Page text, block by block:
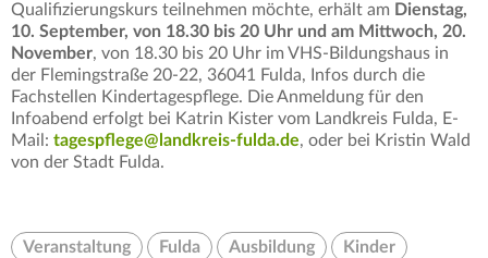
Qualifizierungskurs teilnehmen möchte, erhält am Dienstag,
10. September, von 18.30 bis 20 Uhr und am Mittwoch, 20.
November, von 18.30 bis 20 Uhr im VHS-Bildungshaus in
der Flemingstraße 20-22, 36041 Fulda, Infos durch die
Fachstellen Kindertagespflege. Die Anmeldung für den
Infoabend erfolgt bei Katrin Kister vom Landkreis Fulda, E-
Mail: tagespflege@landkreis-fulda.de, oder bei Kristin Wald
von der Stadt Fulda.
Veranstaltung Fulda Ausbildung Kinder